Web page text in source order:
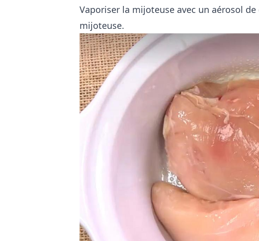
Vaporiser la mijoteuse avec un aérosol
mijoteuse.